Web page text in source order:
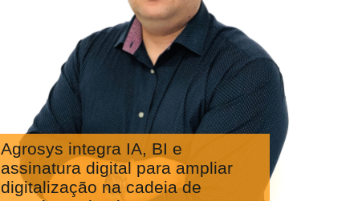
Agrosys integra IA, BI e
assinatura digital para ampliar
digitalização na cadeia de